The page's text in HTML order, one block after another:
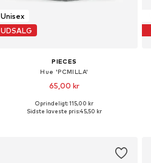
Unisex
UDSALG
PIECES
Hue 'PCMILLA'
65,00 kr
Tilgængelige størrelser: 55-60
Oprindeligt: 115,00 kr
Sidste laveste pris:45,50 kr